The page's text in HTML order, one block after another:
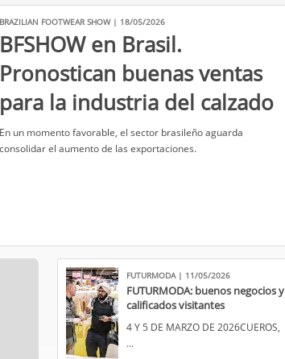
BRAZILIAN FOOTWEAR SHOW | 18/05/2026
BFSHOW en Brasil.
Pronostican buenas ventas
para la industria del calzado
​En un momento favorable, el sector brasileño aguarda
consolidar el aumento de las exportaciones.
FUTURMODA | 11/05/2026
FUTURMODA: buenos negocios y
calificados visitantes
4 Y 5 DE MARZO DE 2026CUEROS,
...